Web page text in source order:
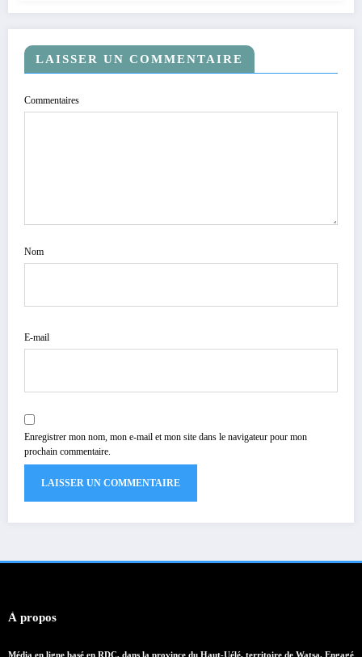
LAISSER UN COMMENTAIRE
Commentaires
Nom
E-mail
Enregistrer mon nom, mon e-mail et mon site dans le navigateur pour mon
prochain commentaire.
À propos
Média en ligne basé en RDC, dans la province du Haut-Uélé, territoire de Watsa. Engagé